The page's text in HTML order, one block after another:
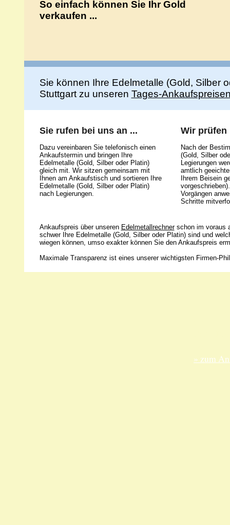
So einfach können Sie Ihr Gold
verkaufen ...
Sie können Ihre Edelmetalle (Gold, Silber
Stuttgart zu unseren Tages-
Sie rufen bei uns an ...
Dazu vereinbaren Sie telefonisch einen
Ankaufstermin und bringen Ihre
Edelmetalle (Gold, Silber oder Platin)
gleich mit. Wir sitzen gemeinsam mit
Ihnen am Ankaufstisch und sortieren Ihre
Edelmetalle (Gold, Silber oder Platin)
nach Legierungen.
Wir prüfen
Nach der
(Gold, Silber
Legierungen
amtlich
Ihrem Beisein
Vorgängen
Schritte
Ankaufspreis über unseren Edelmetallrechnerschon im voraus
schwer Ihre Edelmetalle (Gold, Silber oder Platin) sind und
wiegen können, umso exakter können Sie den Ankaufspreis
Maximale Transparenz ist eines unserer wichtigsten Firmen-
» zum